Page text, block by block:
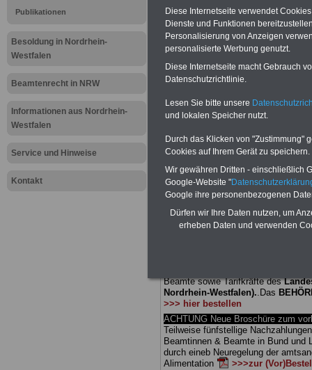
Publikationen
Besoldung in Nordrhein-
Westfalen
Beamtenrecht in NRW
Informationen aus Nordrhein-
Westfalen
Service und Hinweise
Kontakt
Meldung
Nordrhein-
stelle
BEHÖRDEN-ABOmit drei
und Beamte,
Bund und Ländern) sowie
Beamte sowie Tarifkräfte des
Nordrhein-Westfalen).. Das
>>> hier bestellen
ACHTUNG Neue Broschüre zum
Teilweise fünfstellige
Beamtinnen & Beamte in Bund und
durch eineb Neuregelung der
Alimentation
>>>zur
Diese Internetseite verwendet
Dienste und Funktionen
Personalisierung von Anzeigen
personalisierte Werbung genutzt.
Diese Internetseite macht Gebrauch
Datenschutzrichtlinie.
Lesen Sie bitte unsere
und lokalen Speicher nutzt.
Durch das Klicken von "Zustimmung"
Cookies auf Ihrem Gerät zu speichern.
Wir gewähren Dritten - einschließlich
Google-Website "
Google ihre personenbezogenen
Dürfen wir Ihre Daten nutzen, um
erheben Daten und verwenden